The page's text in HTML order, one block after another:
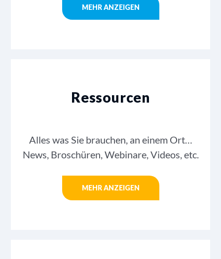
MEHR ANZEIGEN
Ressourcen
Alles was Sie brauchen, an einem Ort…
News, Broschüren, Webinare, Videos, etc.
MEHR ANZEIGEN